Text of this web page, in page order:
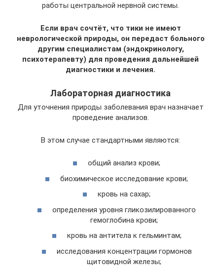
работы центральной нервной системы.
Если врач сочтёт, что тики не имеют
неврологической природы, он передаст больного
другим специалистам (эндокринологу,
психотерапевту) для проведения дальнейшей
диагностики и лечения.
Лабораторная диагностика
Для уточнения природы заболевания врач назначает
проведение анализов.
В этом случае стандартными являются:
общий анализ крови;
биохимическое исследование крови;
кровь на сахар;
определения уровня гликозилированного
гемоглобина крови;
кровь на антитела к гельминтам;
исследования концентрации гормонов
щитовидной железы;